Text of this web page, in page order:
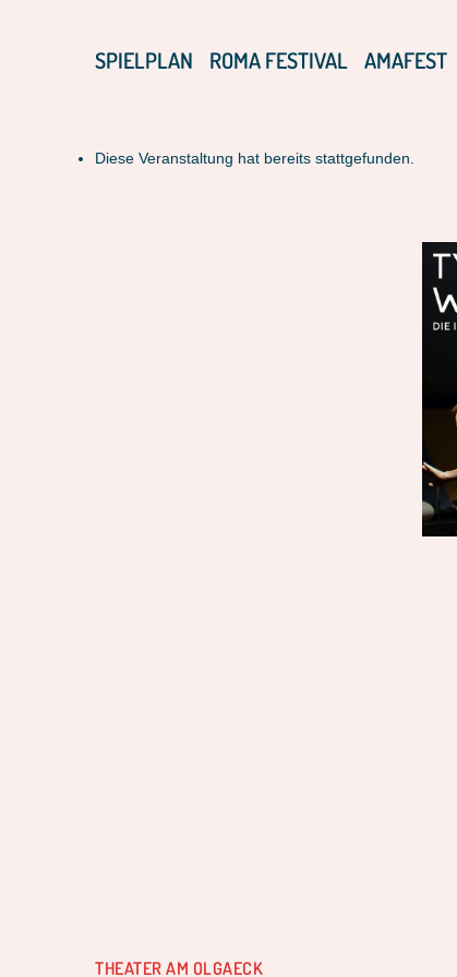
SPIELPLAN ROMA FESTIVAL AMAFEST
Diese Veranstaltung hat bereits stattgefunden.
THEATER AM OLGAECK